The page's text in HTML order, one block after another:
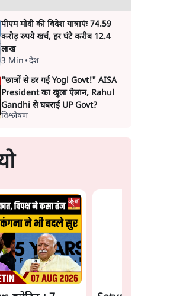
पीएम मोदी की विदेश यात्राएंः 74.59
करोड़ रुपये खर्च, हर घंटे करीब 12.4
लाख
3 Min •देश
"छात्रों से डर गई Yogi Govt!" AISA
President का खुला ऐलान, Rahul
Gandhi से घबराई UP Govt?
विश्लेषण